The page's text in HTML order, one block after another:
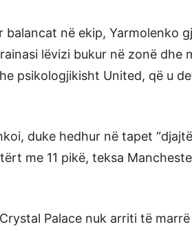
në ekip, Yarmolenko
lëvizi bukur në zonë dhe
psikologjikisht United, që u
duke hedhur në tapet
me 11 pikë, teksa
Palace nuk arriti të